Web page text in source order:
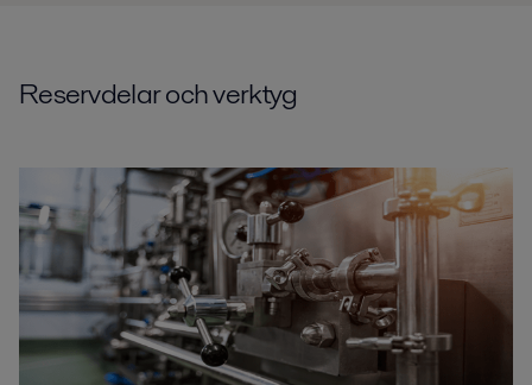
Reservdelar och verktyg